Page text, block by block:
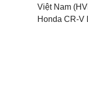
Việt Nam
Honda CR-V